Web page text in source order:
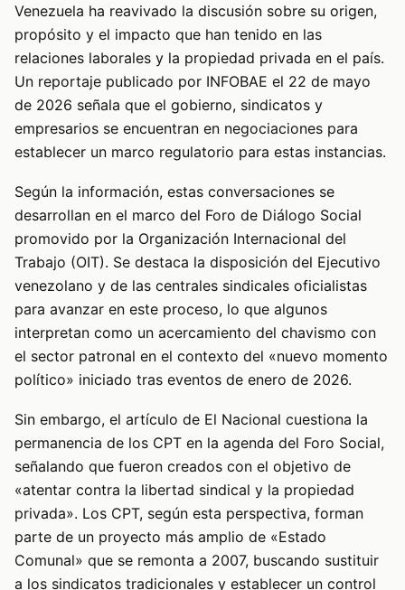
Venezuela ha reavivado la discusión sobre su origen,
propósito y el impacto que han tenido en las
relaciones laborales y la propiedad privada en el país.
Un reportaje publicado por INFOBAE el 22 de mayo
de 2026 señala que el gobierno, sindicatos y
empresarios se encuentran en negociaciones para
establecer un marco regulatorio para estas instancias.
Según la información, estas conversaciones se
desarrollan en el marco del Foro de Diálogo Social
promovido por la Organización Internacional del
Trabajo (OIT). Se destaca la disposición del Ejecutivo
venezolano y de las centrales sindicales oficialistas
para avanzar en este proceso, lo que algunos
interpretan como un acercamiento del chavismo con
el sector patronal en el contexto del «nuevo momento
político» iniciado tras eventos de enero de 2026.
Sin embargo, el artículo de El Nacional cuestiona la
permanencia de los CPT en la agenda del Foro Social,
señalando que fueron creados con el objetivo de
«atentar contra la libertad sindical y la propiedad
privada». Los CPT, según esta perspectiva, forman
parte de un proyecto más amplio de «Estado
Comunal» que se remonta a 2007, buscando sustituir
a los sindicatos tradicionales y establecer un control